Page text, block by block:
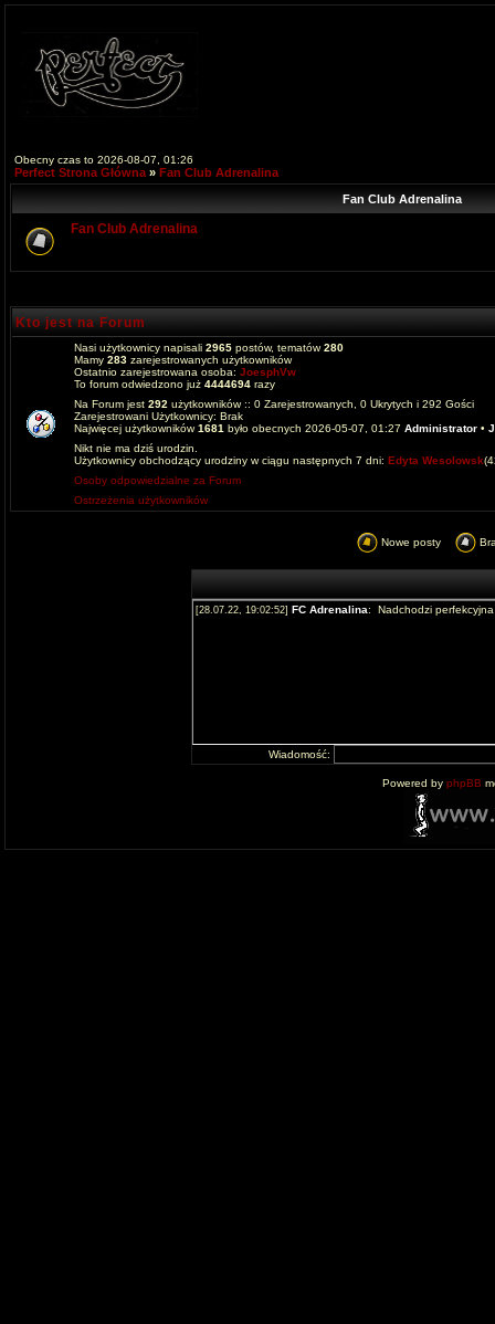
Obecny czas to 2026-08-07, 01:26
Perfect Strona Główna » Fan Club Adrenalina
Fan Club Adrenalina
Fan Club Adrenalina
Kto jest na Forum
Nasi użytkownicy napisali 2965 postów, tematów280
Mamy 283 zarejestrowanych użytkowników
Ostatnio zarejestrowana osoba: JoesphVw
To forum odwiedzono już 4444694 razy
Na Forum jest 292 użytkowników :: 0 Zarejestrowanych, 0 Ukrytych i 292 Gości
Zarejestrowani Użytkownicy: Brak
Najwięcej użytkowników1681 było obecnych 2026-05-07, 01:27 Administrator •
Nikt nie ma dziś urodzin.
Użytkownicy obchodzący urodziny w ciągu następnych 7 dni: Edyta Wesolowsk
Osoby odpowiedzialne za Forum
Ostrzeżenia użytkowników
Nowe posty
Wiadomość:
Powered by phpBB